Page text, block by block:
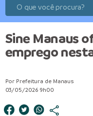
Sine Manaus
emprego
Por Prefeitura de Manaus
03/05/2026 9h00